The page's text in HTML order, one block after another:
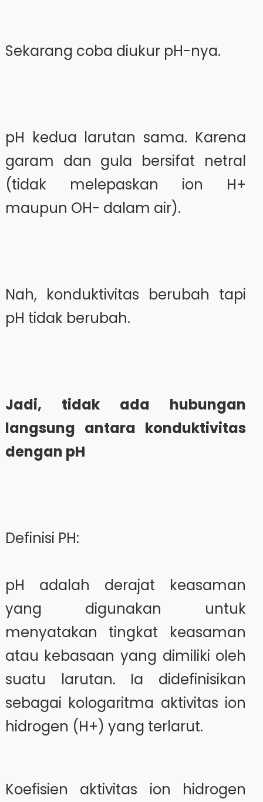
Sekarang coba diukur pH-nya.
pH kedua larutan sama. Karena
garam dan gula bersifat netral
(tidak melepaskan ion H+
maupun OH- dalam air).
Nah, konduktivitas berubah tapi
pH tidak berubah.
Jadi, tidak ada hubungan
langsung antara konduktivitas
dengan pH
Definisi PH:
pH adalah derajat keasaman
yang digunakan untuk
menyatakan tingkat keasaman
atau kebasaan yang dimiliki oleh
suatu larutan. Ia didefinisikan
sebagai kologaritma aktivitas ion
hidrogen (H+) yang terlarut.
Koefisien aktivitas ion hidrogen